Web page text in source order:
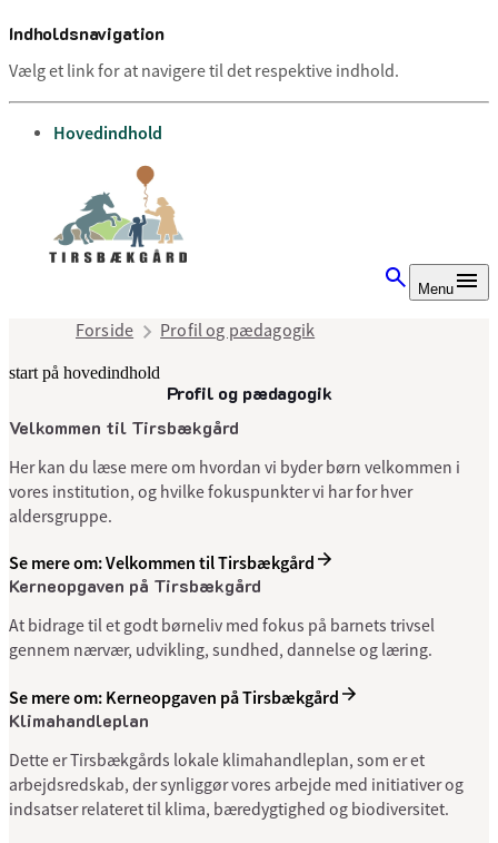
Indholdsnavigation
Vælg et link for at navigere til det respektive indhold.
gå til
Hovedindhold
Menu
Forside Profil og pædagogik
start på hovedindhold
Profil og pædagogiksenest opdateret 13. august 2025
Velkommen til Tirsbækgård
Her kan du læse mere om hvordan vi byder børn velkommen i
vores institution, og hvilke fokuspunkter vi har for hver
aldersgruppe.
Se mere om: Velkommen til Tirsbækgård
Kerneopgaven på Tirsbækgård
At bidrage til et godt børneliv med fokus på barnets trivsel
gennem nærvær, udvikling, sundhed, dannelse og læring.
Se mere om: Kerneopgaven på Tirsbækgård
Klimahandleplan
Dette er Tirsbækgårds lokale klimahandleplan, som er et
arbejdsredskab, der synliggør vores arbejde med initiativer og
indsatser relateret til klima, bæredygtighed og biodiversitet.